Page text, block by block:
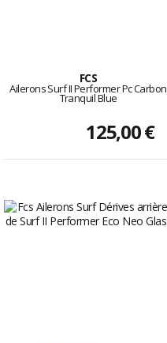
FCS
Ailerons Surf II Performer Pc Carbon
Tranquil Blue
125,00 €